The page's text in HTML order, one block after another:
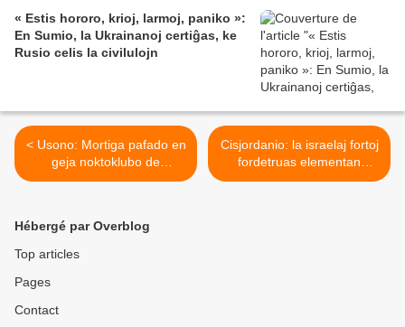
« Estis hororo, krioj, larmoj, paniko »:
En Sumio, la Ukrainanoj certiĝas, ke
Rusio celis la civilulojn
< Usono: Mortiga pafado en
geja noktoklubo de
Colorado Springs
Cisjordanio: la israelaj fortoj
fordetruas elementan
lernejon de Masafer Yatta >
Hébergé par Overblog
Top articles
Pages
Contact